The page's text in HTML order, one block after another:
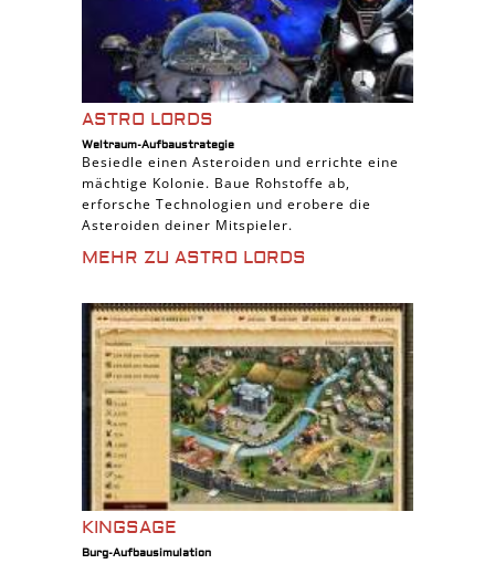
ASTRO LORDS
Weltraum-Aufbaustrategie
Besiedle einen Asteroiden und errichte eine
mächtige Kolonie. Baue Rohstoffe ab,
erforsche Technologien und erobere die
Asteroiden deiner Mitspieler.
MEHR ZU ASTRO LORDS
KINGSAGE
Burg-Aufbausimulation